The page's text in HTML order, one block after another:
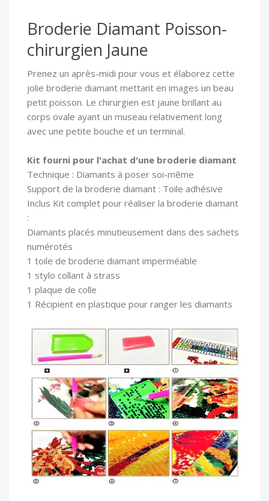
Broderie Diamant Poisson-
chirurgien Jaune
Prenez un après-midi pour vous et élaborez cette
jolie broderie diamant mettant en images un beau
petit poisson. Le chirurgien est jaune brillant au
corps ovale ayant un museau relativement long
avec une petite bouche et un terminal.
Kit fourni pour l'achat d'une broderie diamant
Technique : Diamants à poser soi-même
Support de la broderie diamant : Toile adhésive
Inclus Kit complet pour réaliser la broderie diamant
:
Diamants placés minutieusement dans des sachets
numérotés
1 toile de broderie diamant imperméable
1 stylo collant à strass
1 plaque de colle
1 Récipient en plastique pour ranger les diamants